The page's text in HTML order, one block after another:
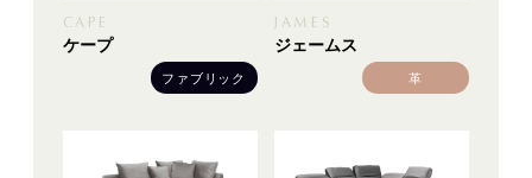
CAPE
ケープ
ファブリック
JAMES
ジェームス
革